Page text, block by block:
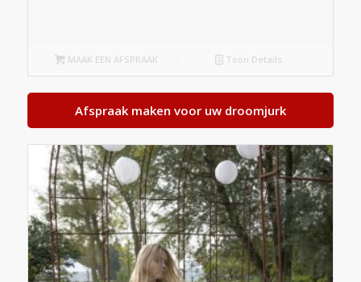
MAAK EEN AFSPRAAK Toon Details
Afspraak maken voor uw droomjurk